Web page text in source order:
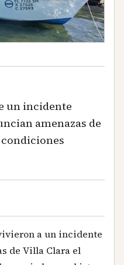
un incidente
amenazas de
a un incidente
de Villa Clara el